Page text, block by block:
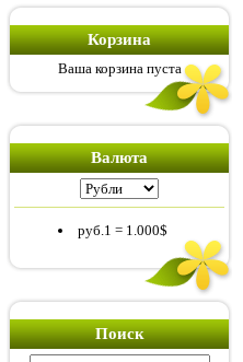
Корзина
Ваша корзина пуста
Валюта
руб.1 = 1.000$
Поиск